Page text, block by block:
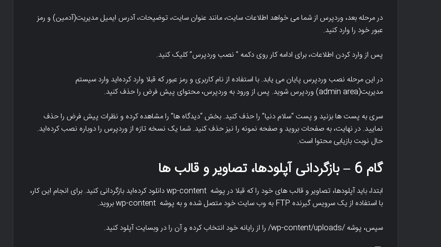
در مرحله بعد، وردپرس از شما می خواهد اطلاعات سایت، مانند عنوان سایت، توضیحات، آدرس ایمیل مدیریت(آدمین) و رمز
عبور خود را وارد کنید.
پس از وارد کردن اطلاعات، برای ادامه کار روی دکمه ” نصب وردپرس” کلیک کنید.
در این مرحله نصب وردپرس پایان می یابد. با استفاده از نام کاربری و رمز عبور که قبلا وارد کرده‌اید وارد سیستم
مدیریت(admin area) وردپرس شوید. پس از ورود به وردپرس، محتوای پیش فرض را حذف کنید.
سری به پست ها بزنید و پست “سلام دنیا” را حذف کنید. بخش “دیدگاه ها” را مشاهده کرده و نظرات پیش فرض را حذف
نمایید. در نهایت، به صفحات بروید و صفحه نمونه را نیز حذف کنید. شما یک نسخه تازه از وردپرس را دوباره نصب کرده‌اید.
حال نوبت بازیابی محتوا است.
گام 6 – بازگردانی آپلودها، تصاویر و قالب ها
ابتدا، باید آپلودها، تصاویر و قالب های خود را که قبلا در پوشه wp-content دانلود کرده‌اید بازگردانی کنید. برای انجام این کار،
با استفاده از یک سرویس گیرنده FTP به وب سایت خود متصل شده و به پوشه wp-content بروید.
سپس، پوشه /wp-content/uploads/ را از رایانه خود انتخاب کرده و آن را در وبسایت آپلود کنید.